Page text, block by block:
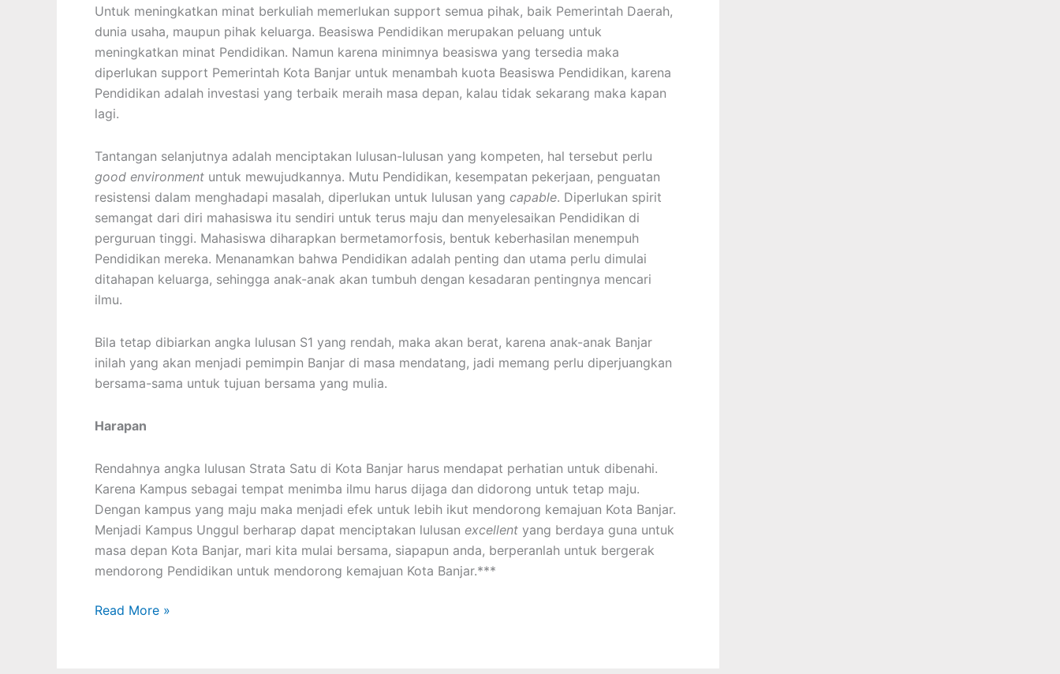
Untuk meningkatkan minat berkuliah memerlukan support semua pihak, baik Pemerintah Daerah,
dunia usaha, maupun pihak keluarga. Beasiswa Pendidikan merupakan peluang untuk
meningkatkan minat Pendidikan. Namun karena minimnya beasiswa yang tersedia maka
diperlukan support Pemerintah Kota Banjar untuk menambah kuota Beasiswa Pendidikan, karena
Pendidikan adalah investasi yang terbaik meraih masa depan, kalau tidak sekarang maka kapan
lagi.
Tantangan selanjutnya adalah menciptakan lulusan-lulusan yang kompeten, hal tersebut perlu
good environment untuk mewujudkannya. Mutu Pendidikan, kesempatan pekerjaan, penguatan
resistensi dalam menghadapi masalah, diperlukan untuk lulusan yang capable. Diperlukan spirit
semangat dari diri mahasiswa itu sendiri untuk terus maju dan menyelesaikan Pendidikan di
perguruan tinggi. Mahasiswa diharapkan bermetamorfosis, bentuk keberhasilan menempuh
Pendidikan mereka. Menanamkan bahwa Pendidikan adalah penting dan utama perlu dimulai
ditahapan keluarga, sehingga anak-anak akan tumbuh dengan kesadaran pentingnya mencari
ilmu.
Bila tetap dibiarkan angka lulusan S1 yang rendah, maka akan berat, karena anak-anak Banjar
inilah yang akan menjadi pemimpin Banjar di masa mendatang, jadi memang perlu diperjuangkan
bersama-sama untuk tujuan bersama yang mulia.
Harapan
Rendahnya angka lulusan Strata Satu di Kota Banjar harus mendapat perhatian untuk dibenahi.
Karena Kampus sebagai tempat menimba ilmu harus dijaga dan didorong untuk tetap maju.
Dengan kampus yang maju maka menjadi efek untuk lebih ikut mendorong kemajuan Kota Banjar.
Menjadi Kampus Unggul berharap dapat menciptakan lulusan excellent yang berdaya guna untuk
masa depan Kota Banjar, mari kita mulai bersama, siapapun anda, berperanlah untuk bergerak
mendorong Pendidikan untuk mendorong kemajuan Kota Banjar.***
Read More »